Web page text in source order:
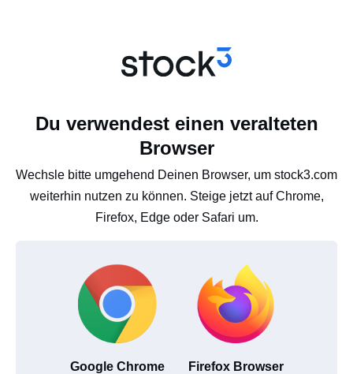
Du verwendest einen veralteten
Browser
Wechsle bitte umgehend Deinen Browser, um stock3.com
weiterhin nutzen zu können. Steige jetzt auf Chrome,
Firefox, Edge oder Safari um.
Google Chrome Firefox Browser